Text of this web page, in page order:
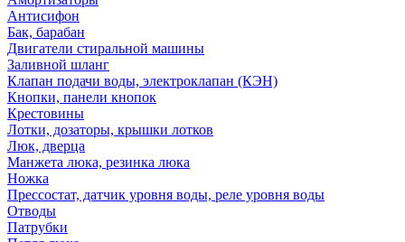
Антисифон
Бак, барабан
Двигатели стиральной машины
Заливной шланг
Клапан подачи воды, электроклапан (КЭН)
Кнопки, панели кнопок
Крестовины
Лотки, дозаторы, крышки лотков
Люк, дверца
Манжета люка, резинка люка
Ножка
Прессостат, датчик уровня воды, реле уровня воды
Отводы
Патрубки